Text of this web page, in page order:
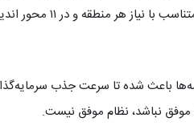
و در ۱۱ محور اندیشیده شده است.
باعث شده تا سرعت جذب
موفق نباشد، نظام موفق نیست.